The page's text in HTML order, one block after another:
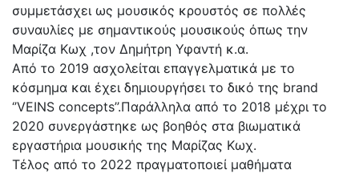
συμμετάσχει ως μουσικός κρουστός σε πολλές
συναυλίες με σημαντικούς μουσικούς όπως την
Μαρίζα Κωχ ,τον Δημήτρη Υφαντή κ.α.
Από το 2019 ασχολείται επαγγελματικά με το
κόσμημα και έχει δημιουργήσει το δικό της brand
‘’VEINS concepts’’.Παράλληλα από το 2018 μέχρι το
2020 συνεργάστηκε ως βοηθός στα βιωματικά
εργαστήρια μουσικής της Μαρίζας Κωχ.
Τέλος από το 2022 πραγματοποιεί μαθήματα